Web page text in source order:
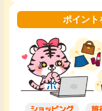
ヘルプセンターポイント